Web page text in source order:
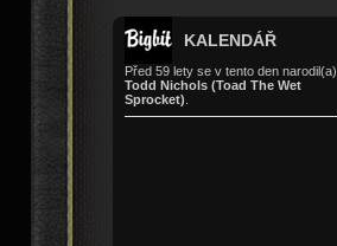
KALENDÁŘ
Před 59 lety se v tento den narodil(a)
Todd Nichols (Toad The Wet
Sprocket)